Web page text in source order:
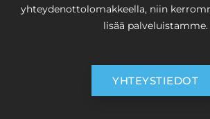
yhteydenottolomakkeella, niin
lisää palveluistamme.
YHTEYSTIEDOT